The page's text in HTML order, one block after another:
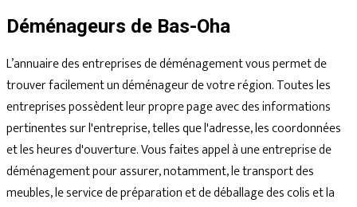
Déménageurs de Bas-Oha
L’annuaire des entreprises de déménagement vous permet de
trouver facilement un déménageur de votre région. Toutes les
entreprises possèdent leur propre page avec des informations
pertinentes sur l'entreprise, telles que l'adresse, les coordonnées
et les heures d'ouverture. Vous faites appel à une entreprise de
déménagement pour assurer, notamment, le transport des
meubles, le service de préparation et de déballage des colis et la